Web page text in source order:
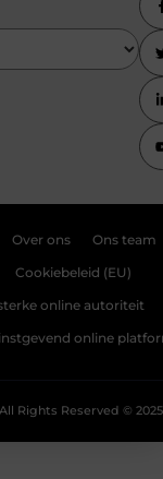
Over ons Ons team
Cookiebeleid (EU)
online autoriteit
online
All Rights Reserved © 2025